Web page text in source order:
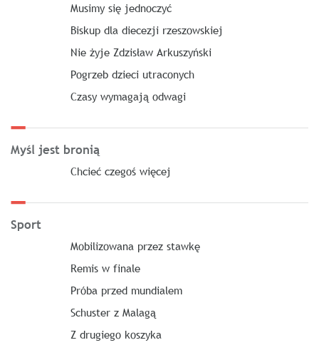
Musimy się jednoczyć
Biskup dla diecezji rzeszowskiej
Nie żyje Zdzisław Arkuszyński
Pogrzeb dzieci utraconych
Czasy wymagają odwagi
Myśl jest bronią
Chcieć czegoś więcej
Sport
Mobilizowana przez stawkę
Remis w finale
Próba przed mundialem
Schuster z Malagą
Z drugiego koszyka